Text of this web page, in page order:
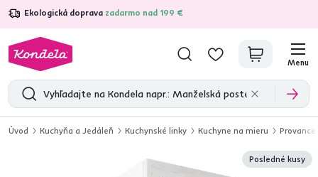
Ekologická doprava zadarmo nad 199 €
4,7 31 333overených produktových recenzií
Menu
Úvod Kuchyňa a Jedáleň Kuchynské linky Kuchyne na mieru Provance
Posledné kusy